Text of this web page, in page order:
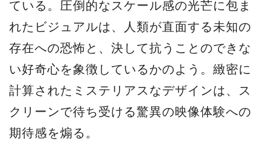
ている。圧倒的なスケール感の光芒に包ま
れたビジュアルは、人類が直面する未知の
存在への恐怖と、決して抗うことのできな
い好奇心を象徴しているかのよう。緻密に
計算されたミステリアスなデザインは、ス
クリーンで待ち受ける驚異の映像体験への
期待感を煽る。